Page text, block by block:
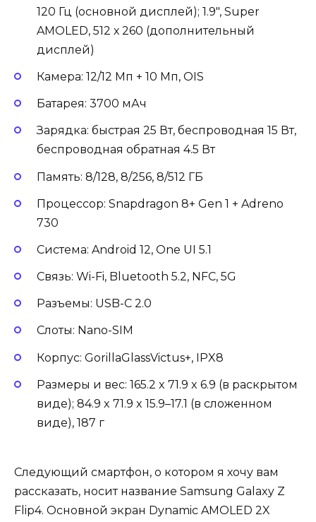
120 Гц (основной дисплей); 1.9″, Super
AMOLED, 512 х 260 (дополнительный
дисплей)
Камера: 12/12 Мп + 10 Мп, OIS
Батарея: 3700 мАч
Зарядка: быстрая 25 Вт, беспроводная 15 Вт,
беспроводная обратная 4.5 Вт
Память: 8/128, 8/256, 8/512 ГБ
Процессор: Snapdragon 8+ Gen 1 + Adreno
730
Система: Android 12, One UI 5.1
Связь: Wi-Fi, Bluetooth 5.2, NFC, 5G
Разъемы: USB-C 2.0
Слоты: Nano-SIM
Корпус: GorillaGlassVictus+, IPX8
Размеры и вес: 165.2 x 71.9 x 6.9 (в раскрытом
виде); 84.9 x 71.9 x 15.9–17.1 (в сложенном
виде), 187 г
Следующий смартфон, о котором я хочу вам
рассказать, носит название Samsung Galaxy Z
Flip4. Основной экран Dynamic AMOLED 2X